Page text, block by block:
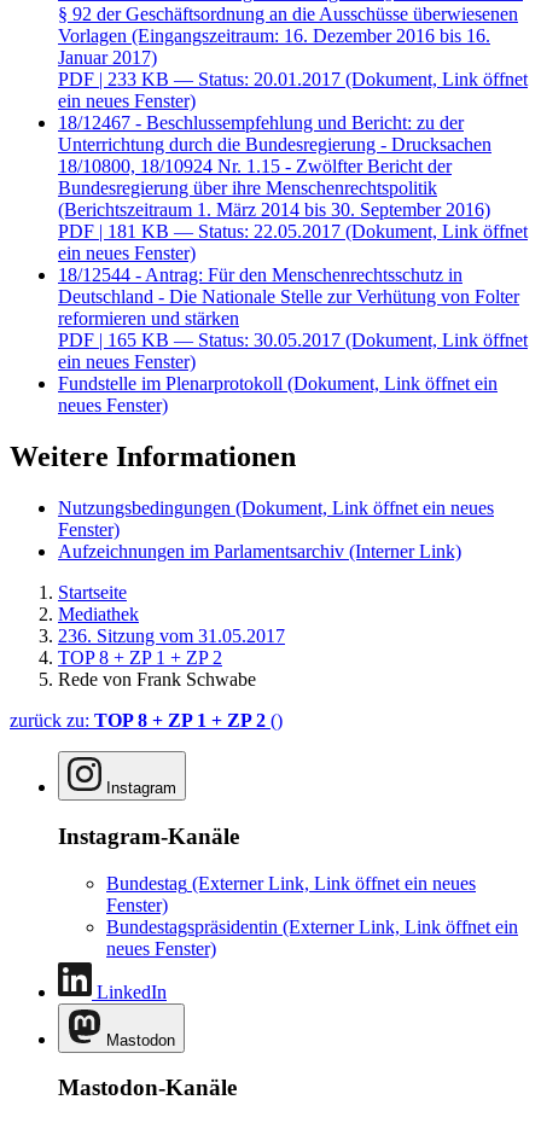
§ 92 der Geschäftsordnung an die Ausschüsse überwiesenen
Vorlagen (Eingangszeitraum: 16. Dezember 2016 bis 16.
Januar 2017)
PDF | 233 KB — Status: 20.01.2017 (Dokument, Link öffnet
ein neues Fenster)
18/12467 - Beschlussempfehlung und Bericht: zu der
Unterrichtung durch die Bundesregierung - Drucksachen
18/10800, 18/10924 Nr. 1.15 - Zwölfter Bericht der
Bundesregierung über ihre Menschenrechtspolitik
(Berichtszeitraum 1. März 2014 bis 30. September 2016)
PDF | 181 KB — Status: 22.05.2017 (Dokument, Link öffnet
ein neues Fenster)
18/12544 - Antrag: Für den Menschenrechtsschutz in
Deutschland - Die Nationale Stelle zur Verhütung von Folter
reformieren und stärken
PDF | 165 KB — Status: 30.05.2017 (Dokument, Link öffnet
ein neues Fenster)
Fundstelle im Plenarprotokoll (Dokument, Link öffnet ein
neues Fenster)
Weitere Informationen
Nutzungsbedingungen (Dokument, Link öffnet ein neues
Fenster)
Aufzeichnungen im Parlamentsarchiv (Interner Link)
Startseite
Mediathek
236. Sitzung vom 31.05.2017
TOP 8 + ZP 1 + ZP 2
Rede von Frank Schwabe
zurück zu: TOP 8 + ZP 1 + ZP 2 ()
Instagram
Instagram-Kanäle
Bundestag (Externer Link, Link öffnet ein neues
Fenster)
Bundestagspräsidentin (Externer Link, Link öffnet ein
neues Fenster)
LinkedIn
Mastodon
Mastodon-Kanäle